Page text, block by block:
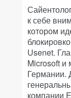
к себе
котором
Usenet.
Microsoft и
Германии.
компании